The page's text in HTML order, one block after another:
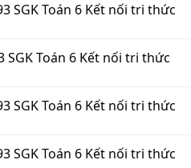
SGK Toán 6 Kết nối tri thức
SGK Toán 6 Kết nối tri thức
SGK Toán 6 Kết nối tri thức
SGK Toán 6 Kết nối tri thức